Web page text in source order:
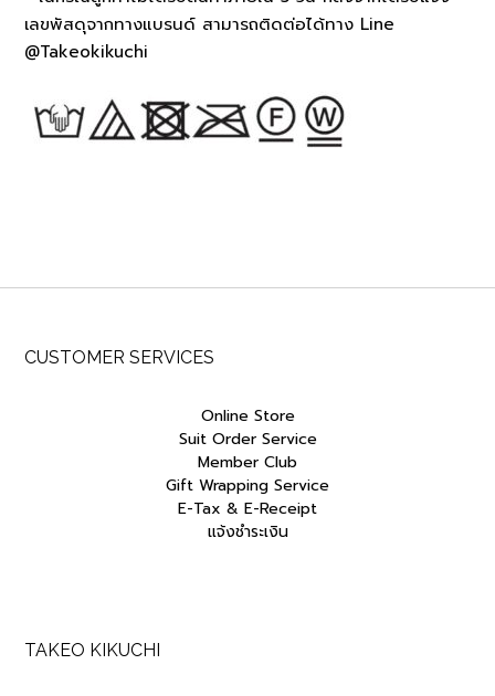
เลขพัสดุจากทางแบรนด์ สามารถติดต่อได้ทาง Line
@Takeokikuchi
CUSTOMER SERVICES
Online Store
Suit Order Service
Member Club
Gift Wrapping Service
E-Tax & E-Receipt
แจ้งชำระเงิน
TAKEO KIKUCHI